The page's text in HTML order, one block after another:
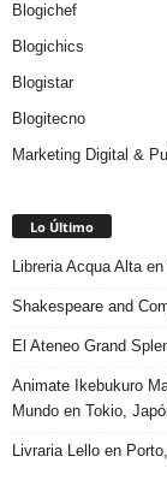
Blogichef
Blogichics
Blogistar
Blogitecno
Marketing Digital &
Lo Último
Libreria Acqua Alta
Shakespeare and
El Ateneo Grand
Animate Ikebukuro
Mundo en Tokio,
Livraria Lello en